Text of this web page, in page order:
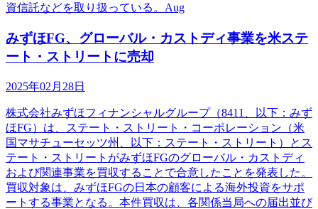
資信託などを取り扱っている。Aug
みずほFG、グローバル・カストディ事業を米ステ
ート・ストリートに売却
2025年02月28日
株式会社みずほフィナンシャルグループ（8411、以下：みず
ほFG）は、ステート・ストリート・コーポレーション（米
国マサチューセッツ州、以下：ステート・ストリート）とス
テート・ストリートがみずほFGのグローバル・カストディ
および関連事業を買収することで合意したことを発表した。
買収対象は、みずほFGの日本の顧客による海外投資をサポ
ートする事業となる。本件買収は、各関係当局への届出並び